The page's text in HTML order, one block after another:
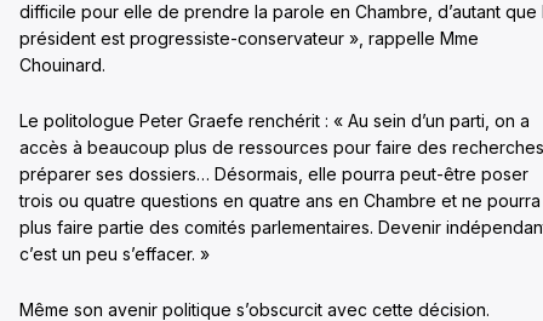
difficile pour elle de prendre la parole en Chambre, d’autant que
président est progressiste-conservateur », rappelle Mme
Chouinard.
Le politologue Peter Graefe renchérit : « Au sein d’un parti, on a
accès à beaucoup plus de ressources pour faire des
préparer ses dossiers… Désormais, elle pourra peut-être poser
trois ou quatre questions en quatre ans en Chambre et ne pourra
plus faire partie des comités parlementaires. Devenir
c’est un peu s’effacer. »
Même son avenir politique s’obscurcit avec cette décision.